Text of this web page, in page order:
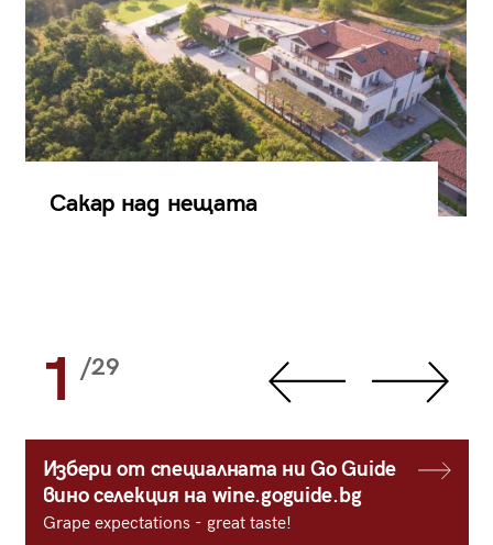
Сакар над нещата
1 /29
Избери от специалната ни Go Guide
вино селекция на wine.goguide.bg
Grape expectations - great taste!